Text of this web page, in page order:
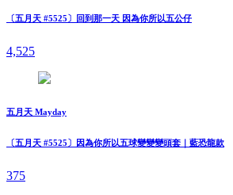
〔五月天 #5525〕回到那一天 因為你所以五公仔
4,525
五月天 Mayday
〔五月天 #5525〕因為你所以五球變變變頭套｜藍恐龍款
375